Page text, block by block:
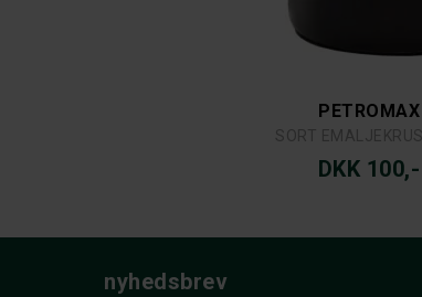
PETROMAX
DKK 100,-
nyhedsbrev